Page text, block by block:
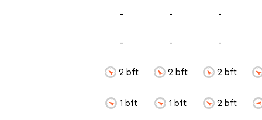
-
-
2 bft
1 bft
-
-
2 bft
1 bft
-
-
2 bft
2 bft